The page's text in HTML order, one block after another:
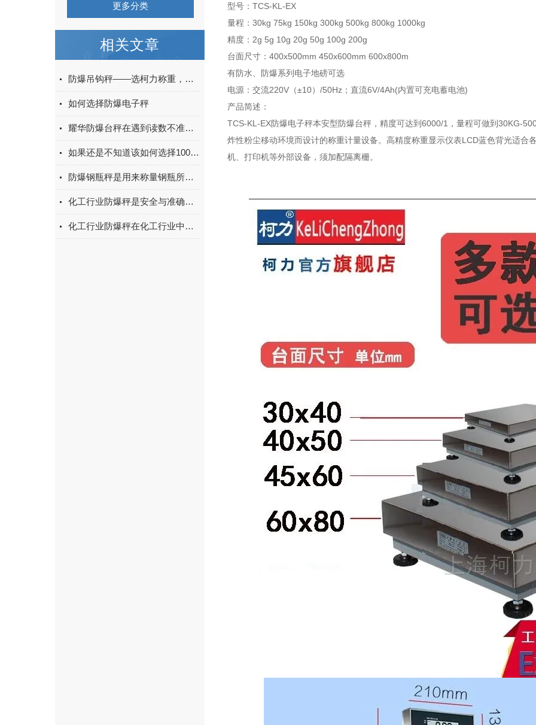
更多分类
相关文章
防爆吊钩秤——选柯力称重，确保防爆区域生产安全
如何选择防爆电子秤
耀华防爆台秤在遇到读数不准时该如何进行调试呢
如果还是不知道该如何选择100吨地磅那不妨看看这些
防爆钢瓶秤是用来称量钢瓶所储存气体重量的电子秤
化工行业防爆秤是安全与准确测量的双重守护者
化工行业防爆秤在化工行业中的应用场景非常广泛
型号：TCS-KL-EX
量程：30kg 75kg 150kg 300kg 500kg 800kg 1000kg
精度：2g 5g 10g 20g 50g 100g 200g
台面尺寸：400x500mm 450x600mm 600x800m
有防水、防爆系列电子地磅可选
电源：交流220V（±10）/50Hz；直流6V/4Ah(内置可充电蓄电池)
产品简述：
TCS-KL-EX防爆电子秤本安型防爆台秤，精度可达到6000/1，量程可做到30KG-
炸性粉尘移动环境而设计的称重计量设备。高精度称重显示仪表LCD蓝色背光适合
机、打印机等外部设备，须加配隔离栅。